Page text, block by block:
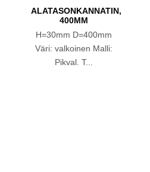
ALATASONKANNATIN,
400MM
H=30mm D=400mm
Väri: valkoinen Malli:
Pikval. T...